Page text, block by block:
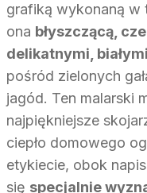
grafiką wykonaną w
ona błyszczącą,
delikatnymi,
pośród zielonych
jagód. Ten malarski
najpiękniejsze
ciepło domowego
etykiecie, obok
się specjalnie